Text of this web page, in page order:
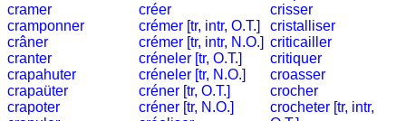
du
soleil
Balades
à
vélo
cramer
cramponner
crâner
cranter
crapahuter
crapaüter
crapoter
créer
crémer [tr, intr, O.T.]
crémer [tr, intr, N.O.]
créneler [tr, O.T.]
créneler [tr, N.O.]
créner [tr, O.T.]
créner [tr, N.O.]
crisser
cristalliser
criticailler
critiquer
croasser
crocher
crocheter [tr, intr,